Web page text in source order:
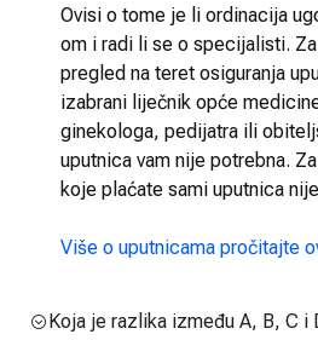
Ovisi o tome je li ordinacija
om i radi li se o specijalisti.
pregled na teret osiguranja
izabrani liječnik opće
ginekologa, pedijatra ili
uputnica vam nije potrebna.
koje plaćate sami uputnica
Više o uputnicama pročitajte
Koja je razlika između A, B, C i